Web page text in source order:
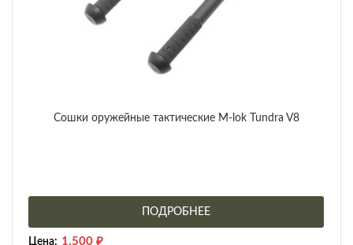
Сошки оружейные тактические M-lok Tundra V8
ПОДРОБНЕЕ
Цена: 1,500 ₽